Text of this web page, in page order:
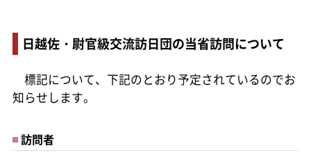
日越佐・尉官級交流訪日団の当省訪問について
標記について、下記のとおり予定されているのでお
知らせします。
訪問者